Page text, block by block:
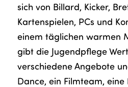
sich von Billard, Kicker,
Kartenspielen, PCs und
einem täglichen warmen
gibt die Jugendpflege
verschiedene Angebote
Dance, ein Filmteam,